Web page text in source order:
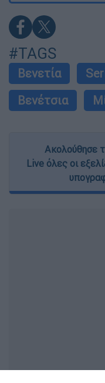
#TAGS
Βενετία
Βενέτσια
Ακολούθησε
Live όλες οι